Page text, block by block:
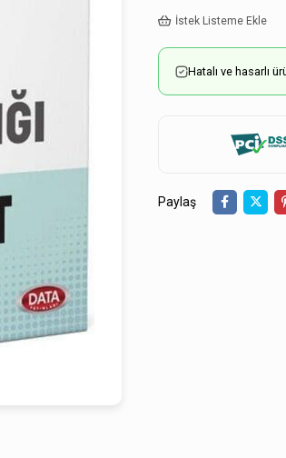
İstek Listeme Ekle
Hatalı ve hasarlı
Paylaş